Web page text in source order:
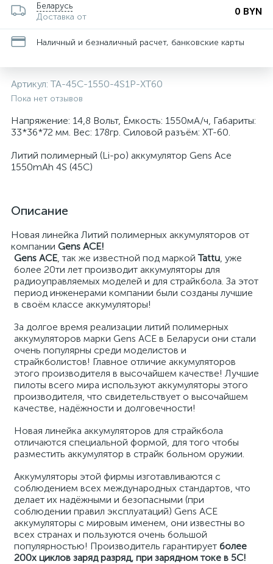
Беларусь
Доставка от
0 BYN
Наличный и безналичный расчет, банковские карты
Артикул:TA-45C-1550-4S1P-XT60
Пока нет отзывов
Напряжение: 14,8 Вольт, Ёмкость: 1550мА/ч, Габариты:
33*36*72 мм. Вес: 178гр. Силовой рaзъём: XT-60.
Литий полимерный (Li-po) аккумулятор Gens Ace
1550mAh 4S (45C)
Описание
Новая линейка Литий полимерных аккумуляторов от
компании Gens ACE!
Gens ACE, так же известной под маркойTattu, уже
более 20ти лет производит аккумуляторы для
радиоуправляемых моделей и для страйкбола. За этот
период инженерами компании были созданы лучшие
в своём классе аккумуляторы!
За долгое время реализации литий полимерных
аккумуляторов марки Gens ACE в Беларуси они стали
очень популярны среди моделистов и
страйкболистов! Главное отличие аккумуляторов
этого производителя в высочайшем качестве! Лучшие
пилоты всего мира используют аккумуляторы этого
производителя, что свидетельствует о высочайшем
качестве, надёжности и долговечности!
Новая линейка аккумуляторов для страйкбола
отличаются специальной формой, для того чтобы
разместить аккумулятор в страйк больном оружии.
Аккумуляторы этой фирмы изготавливаются с
соблюдением всех международных стандартов, что
делает их надёжными и безопасными (при
соблюдении правил эксплуатаций) Gens ACE
аккумуляторы с мировым именем, они известны во
всех странах и пользуются очень большой
популярностью! Производитель гарантирует более
200х циклов заряд разряд, при зарядном токе в 5С!